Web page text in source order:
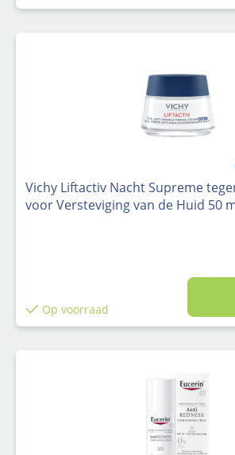
Vichy Liftactiv Nacht Supreme
voor Versteviging van de Huid 50
Op voorraad